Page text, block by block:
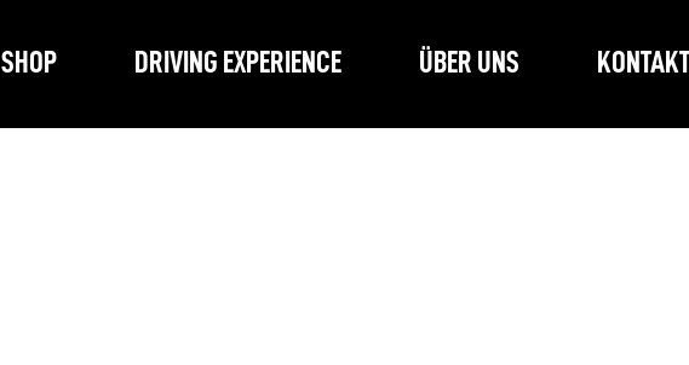
SHOP DRIVING EXPERIENCE ÜBER UNS KONTAKT